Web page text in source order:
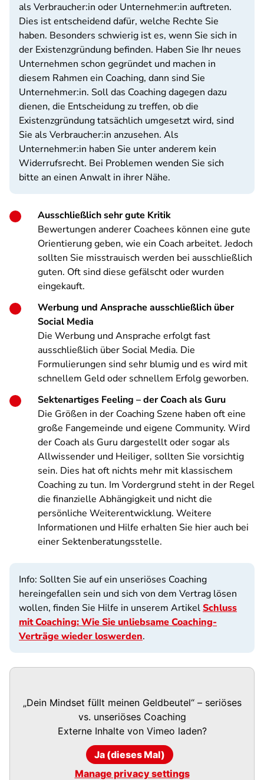
als Verbraucher:in oder Unternehmer:in auftreten.
Dies ist entscheidend dafür, welche Rechte Sie
haben. Besonders schwierig ist es, wenn Sie sich in
der Existenzgründung befinden. Haben Sie Ihr neues
Unternehmen schon gegründet und machen in
diesem Rahmen ein Coaching, dann sind Sie
Unternehmer:in. Soll das Coaching dagegen dazu
dienen, die Entscheidung zu treffen, ob die
Existenzgründung tatsächlich umgesetzt wird, sind
Sie als Verbraucher:in anzusehen. Als
Unternehmer:in haben Sie unter anderem kein
Widerrufsrecht. Bei Problemen wenden Sie sich
bitte an einen Anwalt in ihrer Nähe.
Ausschließlich sehr gute Kritik
Bewertungen anderer Coachees können eine gute
Orientierung geben, wie ein Coach arbeitet. Jedoch
sollten Sie misstrauisch werden bei ausschließlich
guten. Oft sind diese gefälscht oder wurden
eingekauft.
Werbung und Ansprache ausschließlich über
Social Media
Die Werbung und Ansprache erfolgt fast
ausschließlich über Social Media. Die
Formulierungen sind sehr blumig und es wird mit
schnellem Geld oder schnellem Erfolg geworben.
Sektenartiges Feeling – der Coach als Guru
Die Größen in der Coaching Szene haben oft eine
große Fangemeinde und eigene Community. Wird
der Coach als Guru dargestellt oder sogar als
Allwissender und Heiliger, sollten Sie vorsichtig
sein. Dies hat oft nichts mehr mit klassischem
Coaching zu tun. Im Vordergrund steht in der Regel
die finanzielle Abhängigkeit und nicht die
persönliche Weiterentwicklung. Weitere
Informationen und Hilfe erhalten Sie hier auch bei
einer Sektenberatungsstelle.
Info: Sollten Sie auf ein unseriöses Coaching
hereingefallen sein und sich von dem Vertrag lösen
wollen, finden Sie Hilfe in unserem ArtikelSchluss
mit Coaching: Wie Sie unliebsame Coaching-
Verträge wieder loswerden.
„Dein Mindset füllt meinen Geldbeutel“ – seriöses
vs. unseriöses Coaching
Externe Inhalte von Vimeo laden?
Ja (dieses Mal)
Manage privacy settings